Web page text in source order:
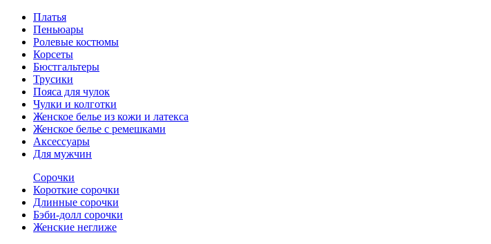
Платья
Пеньюары
Ролевые костюмы
Корсеты
Бюстгальтеры
Трусики
Пояса для чулок
Чулки и колготки
Женское белье из кожи и латекса
Женское белье с ремешками
Аксессуары
Для мужчин
Сорочки
Короткие сорочки
Длинные сорочки
Бэби-долл сорочки
Женские неглиже